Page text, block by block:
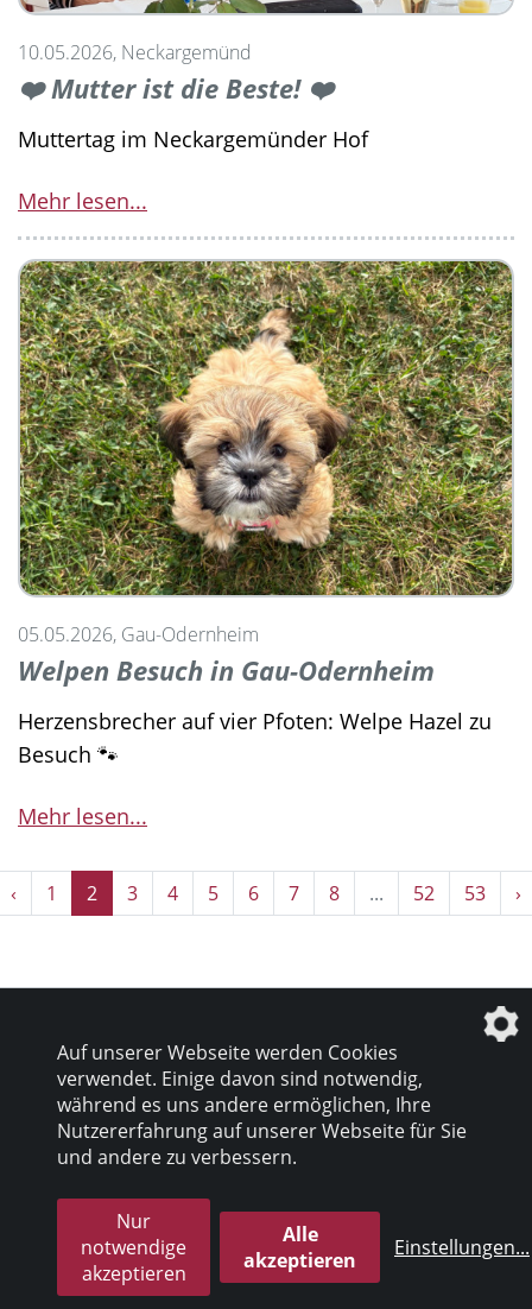
10.05.2026, Neckargemünd
❤️ Mutter ist die Beste! ❤️
Muttertag im Neckargemünder Hof
Mehr lesen...
05.05.2026, Gau-Odernheim
Welpen Besuch in Gau-Odernheim
Herzensbrecher auf vier Pfoten: Welpe Hazel zu
Besuch 🐾
Mehr lesen...
‹ 1 2 3 4 5 6 7 8 ... 52 53 ›
© 2026 inter pares Sozialholding GmbH
Datenschutz| Impressum
die profilschmiede - Internetagentur
Auf unserer Webseite werden Cookies
verwendet. Einige davon sind notwendig,
während es uns andere ermöglichen, Ihre
Nutzererfahrung auf unserer Webseite für Sie
und andere zu verbessern.
Nur
notwendige
akzeptieren
Alle
akzeptieren
Einstellungen...